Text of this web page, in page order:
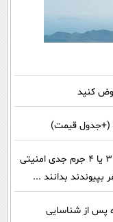
گفته‌های یک روحانی تندرو و ردپای بیش از ۳ یا ۴ جرم جدی امنیتی
پس از شناسایی